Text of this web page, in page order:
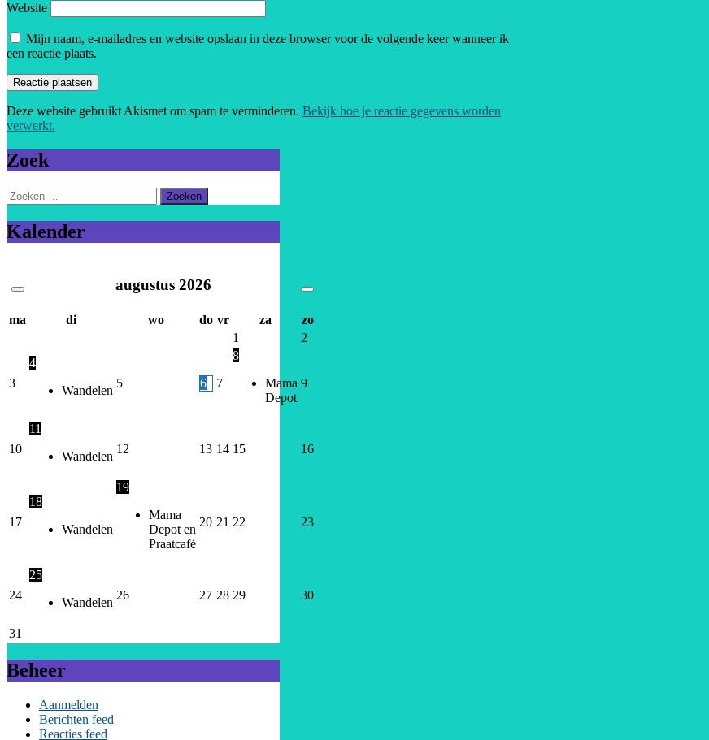
Website
Mijn naam, e-mailadres en website opslaan in deze browser voor de volgende keer wanneer ik
een reactie plaats.
Deze website gebruikt Akismet om spam te verminderen. Bekijk hoe je reactie gegevens worden
verwerkt.
Zoek
Zoeken
naar:
Kalender
augustus 2026
ma di wo do vr za
zo
1
2
3
4
Wandelen
5 6 7
8
Mama
Depot
9
10
11
Wandelen
12 13 14 15 16
17
18
Wandelen
19
Mama
Depot en
Praatcafé
20 21 22 23
24
25
Wandelen
26 27 28 29 30
31
Beheer
Aanmelden
Berichten feed
Reacties feed